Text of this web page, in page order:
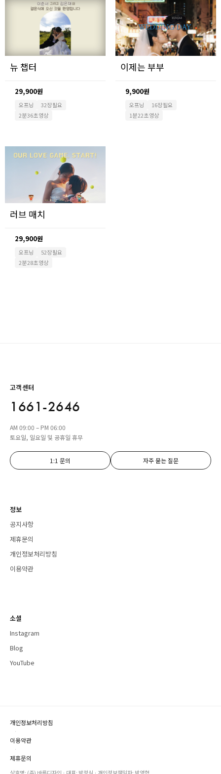
뉴 챕터
29,900원
오프닝
32장 필요
2분 36초 영상
이제는 부부
9,900원
오프닝
16장 필요
1분 22초 영상
러브 매치
29,900원
오프닝
52장 필요
2분 28초 영상
고객센터
1661-2646
AM 09:00 – PM 06:00
토요일, 일요일 및 공휴일 휴무
1:1 문의 자주 묻는 질문
정보
공지사항
제휴문의
개인정보처리방침
이용약관
소셜
Instagram
Blog
YouTube
개인정보처리방침
·
이용약관
·
제휴문의
상호명: (주) 바른디자인 · 대표: 박정식 · 개인정보책임자: 박영혁